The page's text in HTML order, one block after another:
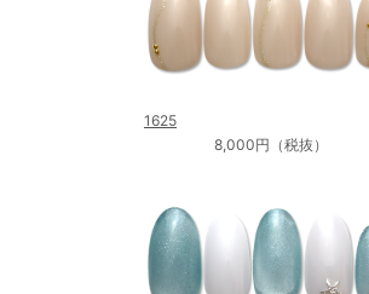
1625
8,000円（税抜）